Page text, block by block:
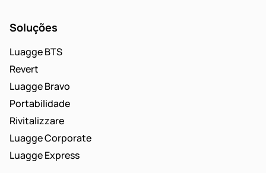
Soluções
Luagge BTS
Revert
Luagge Bravo
Portabilidade
Rivitalizzare
Luagge Corporate
Luagge Express